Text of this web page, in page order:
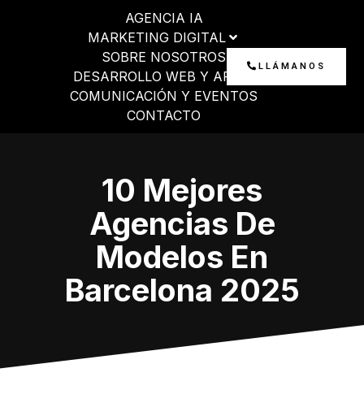
AGENCIA IA
MARKETING DIGITAL
SOBRE NOSOTROS
DESARROLLO WEB Y APP
COMUNICACIÓN Y EVENTOS
CONTACTO
LLÁMANOS
10 Mejores
Agencias De
Modelos En
Barcelona 2025